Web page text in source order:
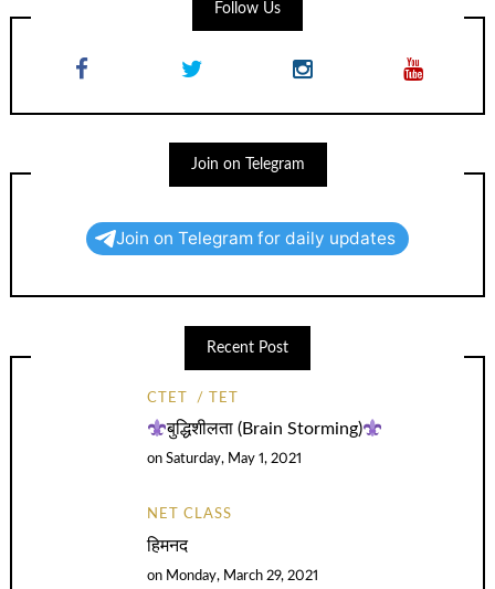
Follow Us
Join on Telegram
Join on Telegram for daily updates
Recent Post
CTET TET
बुद्धिशीलता (Brain Storming)
onSaturday, May 1, 2021
NET CLASS
हिमनद
on Monday, March 29, 2021